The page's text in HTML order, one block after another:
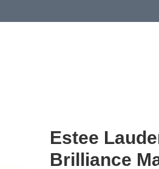
Estee
Brilliance